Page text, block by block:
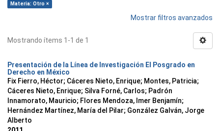
Materia: Otro ×
Mostrar filtros avanzados
Mostrando ítems 1-1 de 1
Presentación de la Línea de Investigación El Posgrado en
Derecho en México
Fix Fierro, Héctor; Cáceres Nieto, Enrique; Montes, Patricia;
Cáceres Nieto, Enrique; Silva Forné, Carlos; Padrón
Innamorato, Mauricio; Flores Mendoza, Imer Benjamín;
Hernández Martínez, María del Pilar; González Galván, Jorge
Alberto